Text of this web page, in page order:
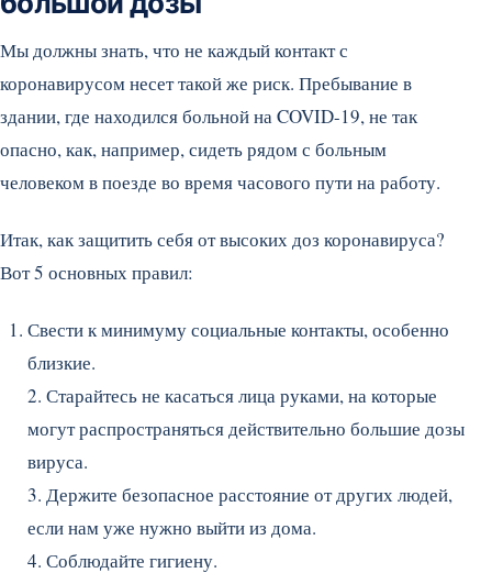
Мы должны знать, что не каждый контакт с
коронавирусом несет такой же риск. Пребывание в
здании, где находился больной на COVID-19, не так
опасно, как, например, сидеть рядом с больным
человеком в поезде во время часового пути на работу.
Итак, как защитить себя от высоких доз коронавируса?
Вот 5 основных правил:
Свести к минимуму социальные контакты, особенно
близкие.
2. Старайтесь не касаться лица руками, на которые
могут распространяться действительно большие дозы
вируса.
3. Держите безопасное расстояние от других людей,
если нам уже нужно выйти из дома.
4. Соблюдайте гигиену.